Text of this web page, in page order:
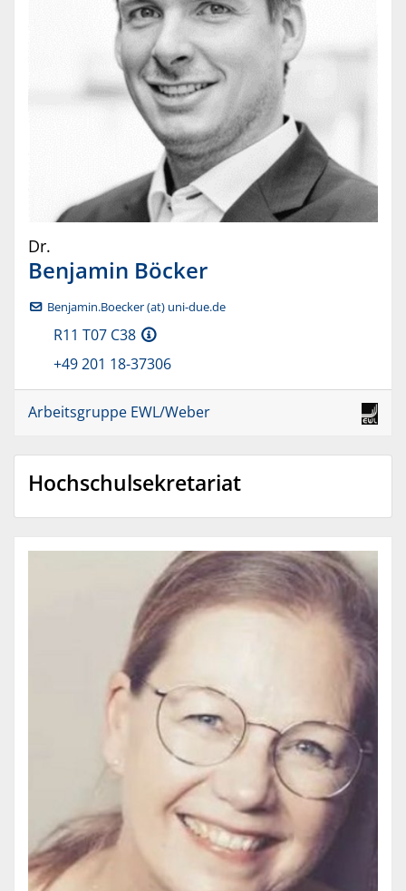
Dr.
Benjamin Böcker
Benjamin.Boecker (at) uni-due.de
R11 T07 C38
+49 201 18-37306
Arbeitsgruppe EWL/Weber
Hochschulsekretariat